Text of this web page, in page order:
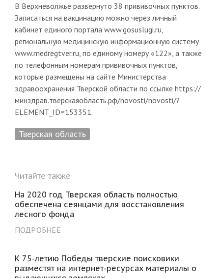
В Верхневолжье развернуто 38 прививочных пунктов.
Записаться на вакцинацию можно через личный
кабинет единого портала www.gosuslugi.ru,
региональную медицинскую информационную систему
www.medregtver.ru, по единому номеру «122», а также
по телефонным номерам прививочных пунктов,
которые размещены на сайте Министерства
здравоохранения Тверской области по ссылке https://
минздрав.тверскаяобласть.рф/novosti/novosti/?
ELEMENT_ID=153351.
Тверская область
Читайте также
На 2020 год Тверская область полностью
обеспечена сеянцами для восстановления
лесного фонда
ПОДРОБНЕЕ
К 75-летию Победы тверские поисковики
разместят на интернет-ресурсах материалы о